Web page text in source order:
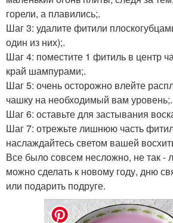
горели, а плавились;.
Шаг 3: удалите фитили
один из них);.
Шаг 4: поместите 1 фитиль в центр
край шампурами;.
Шаг 5: очень осторожно влейте
чашку на необходимый вам уровень;.
Шаг 6: оставьте для застывания
Шаг 7: отрежьте лишнюю часть
наслаждайтесь светом вашей
Все было совсем несложно, не так -
можно сделать к новому году, дню
или подарить подруге.